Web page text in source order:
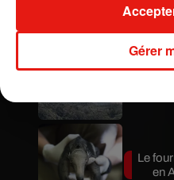
Mundo Latino
Le
en
Gérer